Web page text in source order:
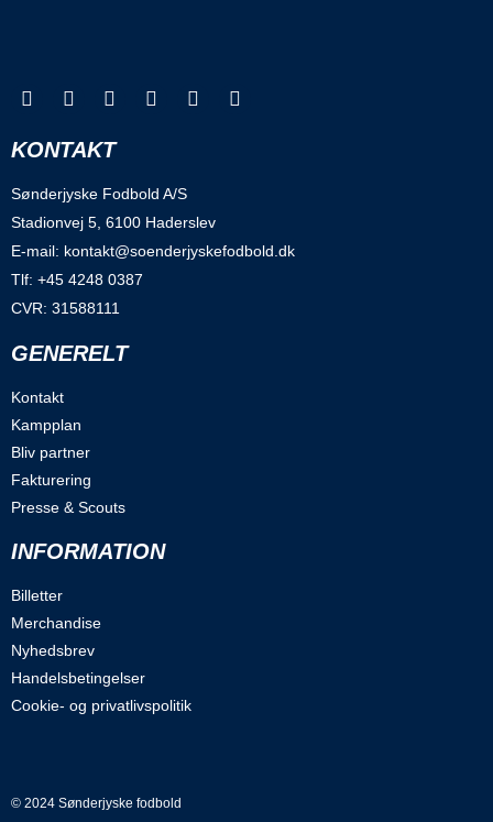
KONTAKT
Sønderjyske Fodbold A/S
Stadionvej 5, 6100 Haderslev
E-mail: kontakt@soenderjyskefodbold.dk
Tlf: +45 4248 0387
CVR: 31588111
GENERELT
Kontakt
Kampplan
Bliv partner
Fakturering
Presse & Scouts
INFORMATION
Billetter
Merchandise
Nyhedsbrev
Handelsbetingelser
Cookie- og privatlivspolitik
© 2024 Sønderjyske fodbold